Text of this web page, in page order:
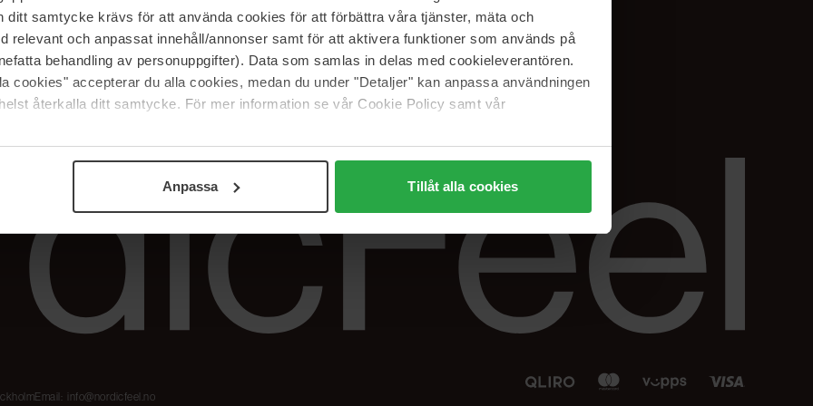
ditt samtycke krävs för att använda cookies för att förbättra våra tjänster, mäta och
relevant och anpassat innehåll/annonser samt för att aktivera funktioner som används på
behandling av personuppgifter). Data som samlas in delas med cookieleverantören.
cookies" accepterar du alla cookies, medan du under "Detaljer" kan anpassa användningen
återkalla ditt samtycke. För mer information se vår Cookie Policy samt vår
Anpassa Tillåt alla cookies
The Beauty Edit
Jobb hos oss
Samarbeidspartner
Spor bestillingen min
Retur og reklamasjon
Blush har blitt
Nordicfeel
Instagram
Linkedin
Email: info@nordicfeel.no